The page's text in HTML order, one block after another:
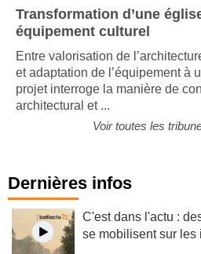
Transformation d’une
équipement culturel
Entre valorisation de
et adaptation de l’équipement à
projet interroge la manière de
Dernières infos
C'est dans l'actu :